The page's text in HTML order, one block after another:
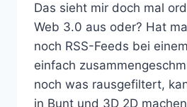
Das sieht mir doch mal
Web 3.0 aus oder? Hat
noch RSS-Feeds bei
einfach
noch was rausgefiltert,
in Bunt und 3D 2D